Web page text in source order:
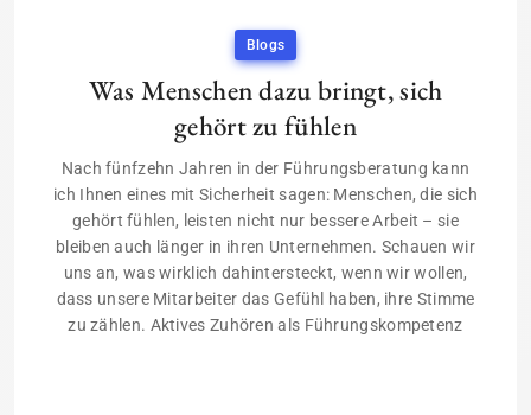
Blogs
Was Menschen dazu bringt, sich
gehört zu fühlen
Nach fünfzehn Jahren in der Führungsberatung kann
ich Ihnen eines mit Sicherheit sagen: Menschen, die sich
gehört fühlen, leisten nicht nur bessere Arbeit – sie
bleiben auch länger in ihren Unternehmen. Schauen wir
uns an, was wirklich dahintersteckt, wenn wir wollen,
dass unsere Mitarbeiter das Gefühl haben, ihre Stimme
zu zählen. Aktives Zuhören als Führungskompetenz